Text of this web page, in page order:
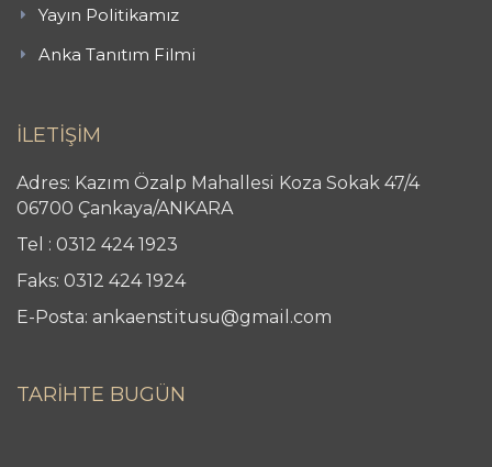
Yayın Politikamız
Anka Tanıtım Filmi
İLETİŞİM
Adres: Kazım Özalp Mahallesi Koza Sokak 47/4
06700 Çankaya/ANKARA
Tel : 0312 424 1923
Faks: 0312 424 1924
E-Posta: ankaenstitusu@gmail.com
TARİHTE BUGÜN